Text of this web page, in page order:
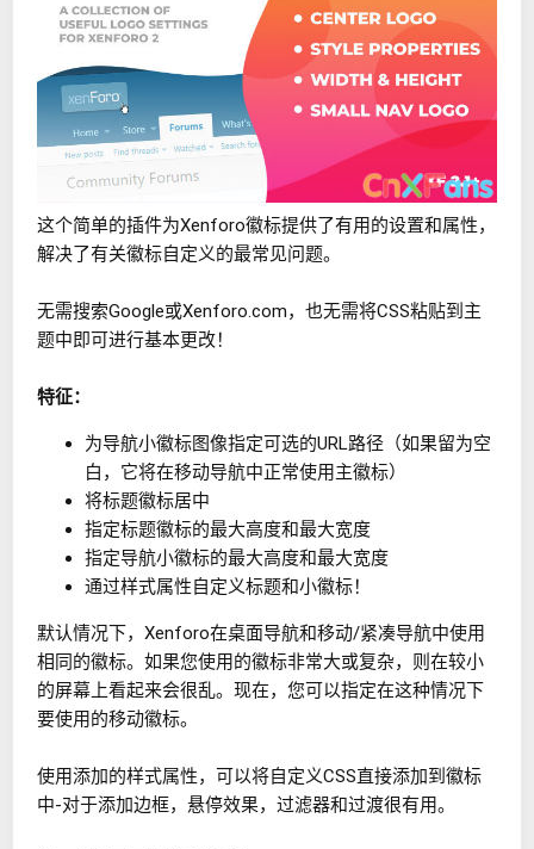
这个简单的插件为Xenforo徽标提供了有用的设置和属性，
解决了有关徽标自定义的最常见问题。
无需搜索Google或Xenforo.com，也无需将CSS粘贴到主
题中即可进行基本更改！
特征：
为导航小徽标图像指定可选的URL路径（如果留为空
白，它将在移动导航中正常使用主徽标）
将标题徽标居中
指定标题徽标的最大高度和最大宽度
指定导航小徽标的最大高度和最大宽度
通过样式属性自定义标题和小徽标！
默认情况下，Xenforo在桌面导航和移动/紧凑导航中使用
相同的徽标。如果您使用的徽标非常大或复杂，则在较小
的屏幕上看起来会很乱。现在，您可以指定在这种情况下
要使用的移动徽标。
使用添加的样式属性，可以将自定义CSS直接添加到徽标
中-对于添加边框，悬停效果，过滤器和过渡很有用。